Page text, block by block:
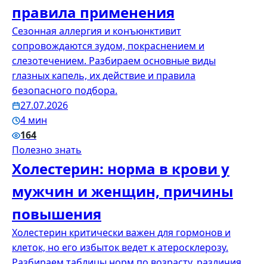
правила применения
Сезонная аллергия и конъюнктивит
сопровождаются зудом, покраснением и
слезотечением. Разбираем основные виды
глазных капель, их действие и правила
безопасного подбора.
27.07.2026
4 мин
164
Полезно знать
Холестерин: норма в крови у
мужчин и женщин, причины
повышения
Холестерин критически важен для гормонов и
клеток, но его избыток ведет к атеросклерозу.